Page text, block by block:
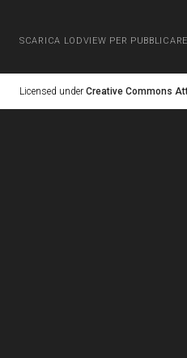
SCARICA LODVIEW PER
Licensed under Creative Commons